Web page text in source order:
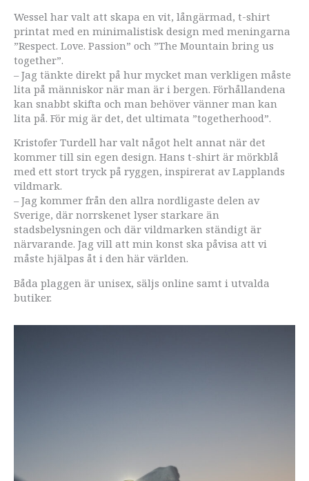
Wessel har valt att skapa en vit, långärmad, t-shirt
printat med en minimalistisk design med meningarna
”Respect. Love. Passion” och ”The Mountain bring us
together”.
– Jag tänkte direkt på hur mycket man verkligen måste
lita på människor när man är i bergen. Förhållandena
kan snabbt skifta och man behöver vänner man kan
lita på. För mig är det, det ultimata ”togetherhood”.
Kristofer Turdell har valt något helt annat när det
kommer till sin egen design. Hans t-shirt är mörkblå
med ett stort tryck på ryggen, inspirerat av Lapplands
vildmark.
– Jag kommer från den allra nordligaste delen av
Sverige, där norrskenet lyser starkare än
stadsbelysningen och där vildmarken ständigt är
närvarande. Jag vill att min konst ska påvisa att vi
måste hjälpas åt i den här världen.
Båda plaggen är unisex, säljs online samt i utvalda
butiker.